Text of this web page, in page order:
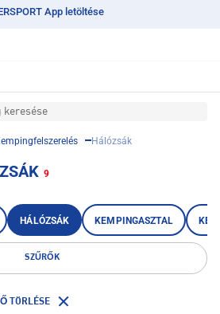
App letöltése
keresése
Hálózsák
9
HÁLÓZSÁK KEMPINGASZTAL
SZŰRŐK
TÖRLÉSE